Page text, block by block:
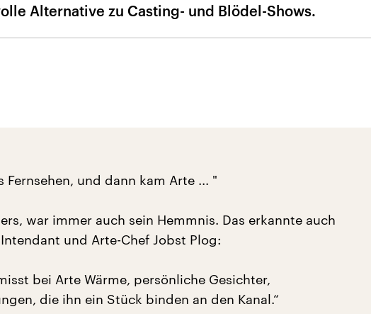
Alternative zu Casting- und Blödel-Shows.
Fernsehen, und dann kam Arte ... "
war immer auch sein Hemmnis. Das erkannte auch
und Arte-Chef Jobst Plog:
bei Arte Wärme, persönliche Gesichter,
die ihn ein Stück binden an den Kanal.“